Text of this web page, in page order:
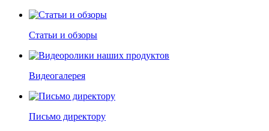
Статьи и обзоры
Видеогалерея
Письмо директору